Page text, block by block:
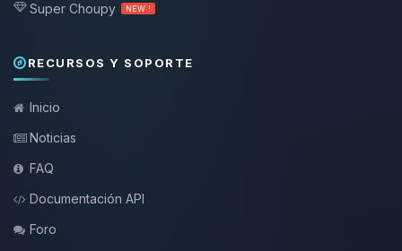
Super Choupy NEW !
RECURSOS Y SOPORTE
Inicio
Noticias
FAQ
Documentación API
Foro